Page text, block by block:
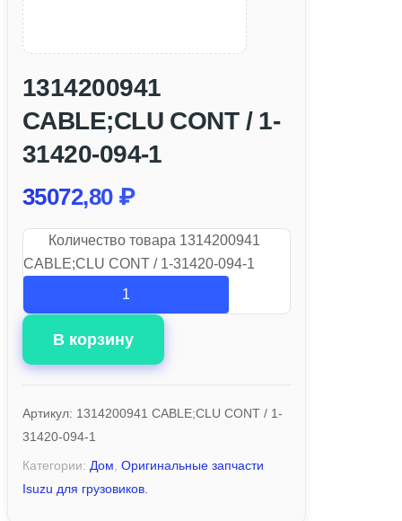
1314200941
CABLE;CLU CONT / 1-
31420-094-1
35072,80 ₽
Количество товара 1314200941
CABLE;CLU CONT / 1-31420-094-1
В корзину
Артикул: 1314200941 CABLE;CLU CONT / 1-
31420-094-1
Категории: Дом Оригинальные запчасти
Isuzu для грузовиков.